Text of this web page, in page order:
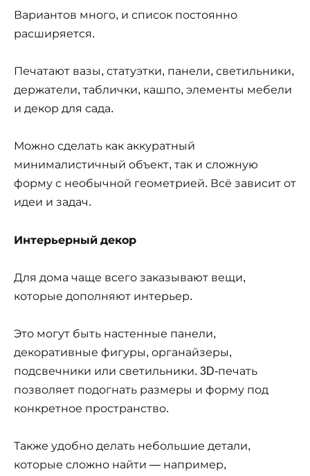
Вариантов много, и список постоянно
расширяется.
Печатают вазы, статуэтки, панели, светильники,
держатели, таблички, кашпо, элементы мебели
и декор для сада.
Можно сделать как аккуратный
минималистичный объект, так и сложную
форму с необычной геометрией. Всё зависит от
идеи и задач.
Интерьерный декор
Для дома чаще всего заказывают вещи,
которые дополняют интерьер.
Это могут быть настенные панели,
декоративные фигуры, органайзеры,
подсвечники или светильники. 3D-печать
позволяет подогнать размеры и форму под
конкретное пространство.
Также удобно делать небольшие детали,
которые сложно найти — например,